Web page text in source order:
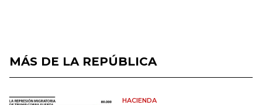
MÁS DE LA REPÚBLICA
HACIENDA